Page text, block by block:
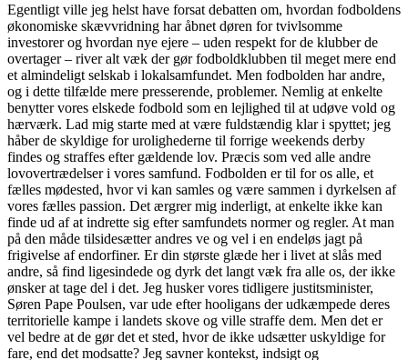
Egentligt ville jeg helst have forsat debatten om, hvordan fodboldens
økonomiske skævvridning har åbnet døren for tvivlsomme
investorer og hvordan nye ejere – uden respekt for de klubber de
overtager – river alt væk der gør fodboldklubben til meget mere end
et almindeligt selskab i lokalsamfundet. Men fodbolden har andre,
og i dette tilfælde mere presserende, problemer. Nemlig at enkelte
benytter vores elskede fodbold som en lejlighed til at udøve vold og
hærværk. Lad mig starte med at være fuldstændig klar i spyttet; jeg
håber de skyldige for urolighederne til forrige weekends derby
findes og straffes efter gældende lov. Præcis som ved alle andre
lovovertrædelser i vores samfund. Fodbolden er til for os alle, et
fælles mødested, hvor vi kan samles og være sammen i dyrkelsen af
vores fælles passion. Det ærgrer mig inderligt, at enkelte ikke kan
finde ud af at indrette sig efter samfundets normer og regler. At man
på den måde tilsidesætter andres ve og vel i en endeløs jagt på
frigivelse af endorfiner. Er din største glæde her i livet at slås med
andre, så find ligesindede og dyrk det langt væk fra alle os, der ikke
ønsker at tage del i det. Jeg husker vores tidligere justitsminister,
Søren Pape Poulsen, var ude efter hooligans der udkæmpede deres
territorielle kampe i landets skove og ville straffe dem. Men det er
vel bedre at de gør det et sted, hvor de ikke udsætter uskyldige for
fare, end det modsatte? Jeg savner kontekst, indsigt og